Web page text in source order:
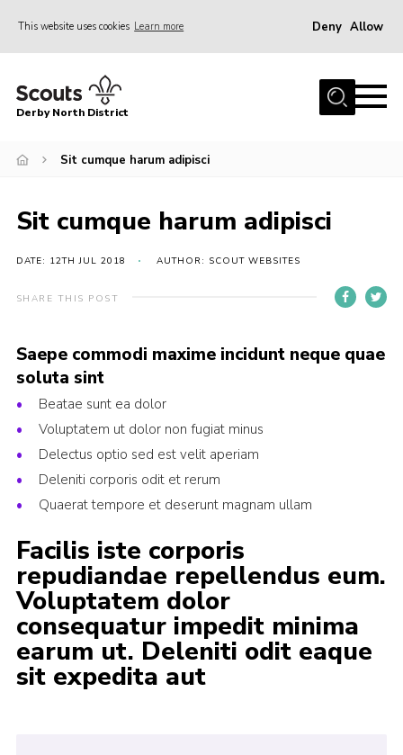
This website uses cookies Learn more Deny Allow
Home
Join
News
Events
Gallery
Leaders Resources
Legal
Cookies
Join
Derby North District
Sit cumque harum adipisci
Sit cumque harum adipisci
DATE: 12TH JUL 2018 AUTHOR: SCOUT WEBSITES
SHARE THIS POST
Saepe commodi maxime incidunt neque quae
soluta sint
Beatae sunt ea dolor
Voluptatem ut dolor non fugiat minus
Delectus optio sed est velit aperiam
Deleniti corporis odit et rerum
Quaerat tempore et deserunt magnam ullam
Facilis iste corporis
repudiandae repellendus eum.
Voluptatem dolor
consequatur impedit minima
earum ut. Deleniti odit eaque
sit expedita aut